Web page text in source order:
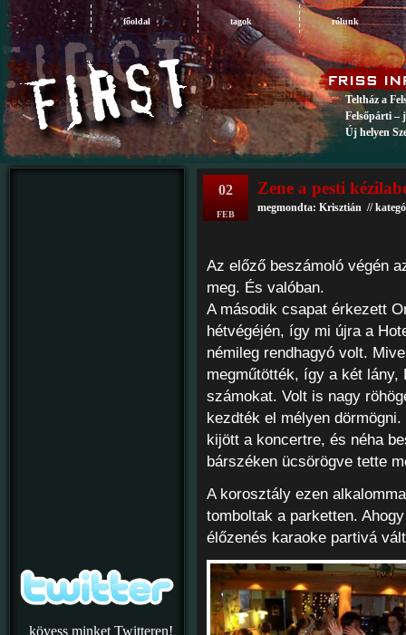
főoldal tagok rólunk
Teltház a
Felsőpárti –
Új helyen
kövess minket Twitteren!
02
FEB
Zene a pesti
megmondta: Krisztián //
Az előző beszámoló végén
meg. És valóban.
A második csapat érkezett
hétvégéjén, így mi újra a
némileg rendhagyó volt.
megműtötték, így a két
számokat. Volt is nagy
kezdték el mélyen
kijött a koncertre, és néha
bárszéken ücsörögve tette
A korosztály ezen
tomboltak a parketten.
élőzenés karaoke partivá